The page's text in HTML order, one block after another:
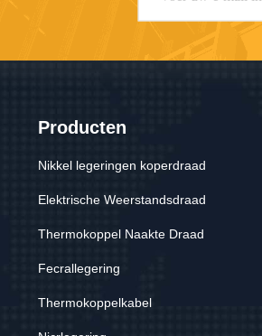
Producten
Nikkel legeringen koperdraad
Elektrische Weerstandsdraad
Thermokoppel Naakte Draad
Fecrallegering
Thermokoppelkabel